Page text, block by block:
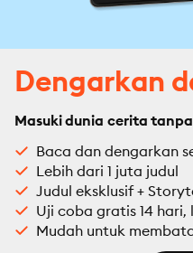
Dengarkan
Masuki dunia cerita
Baca dan dengarkan
Lebih dari 1 juta judul
Judul eksklusif +
Uji coba gratis 14 hari,
Mudah untuk